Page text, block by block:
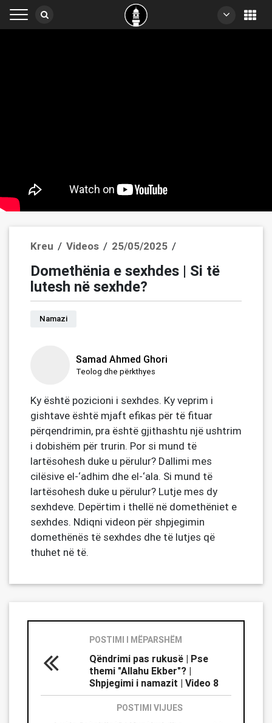
Kreu / Videos / 25/05/2025 /
Domethënia e sexhdes | Si të
lutesh në sexhde?
Namazi
Samad Ahmed Ghori
Teolog dhe përkthyes
Ky është pozicioni i sexhdes. Ky veprim i
gishtave është mjaft efikas për të fituar
përqendrimin, pra është gjithashtu një ushtrim
i dobishëm për trurin. Por si mund të
lartësohesh duke u përulur? Dallimi mes
cilësive el-‘adhim dhe el-‘ala. Si mund të
lartësohesh duke u përulur? Lutje mes dy
sexhdeve. Depërtim i thellë në domethëniet e
sexhdes. Ndiqni videon për shpjegimin
domethënës të sexhdes dhe të lutjes që
thuhet në të.
POSTIMI I MËPARSHËM
Qëndrimi pas rukusë | Pse
themi "Allahu Ekber"? |
Shpjegimi i namazit | Video 8
POSTIMI VIJUES